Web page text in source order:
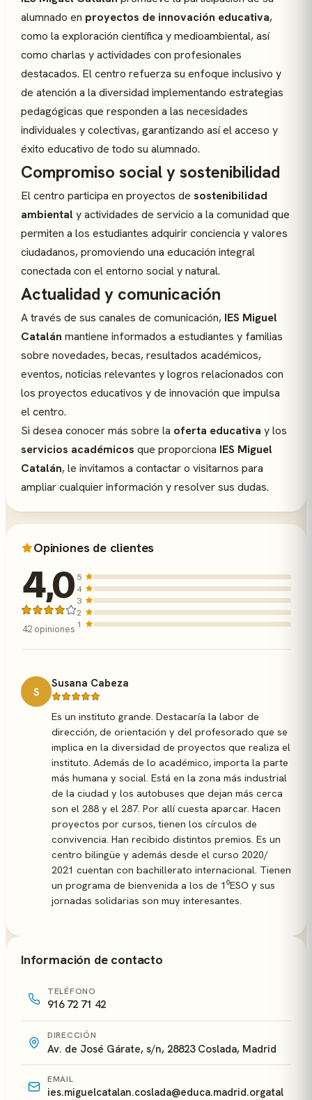
alumnado en proyectos de innovación educativa,
como la exploración científica y medioambiental, así
como charlas y actividades con profesionales
destacados. El centro refuerza su enfoque inclusivo y
de atención a la diversidad implementando estrategias
pedagógicas que responden a las necesidades
individuales y colectivas, garantizando así el acceso y
éxito educativo de todo su alumnado.
Compromiso social y sostenibilidad
El centro participa en proyectos de sostenibilidad
ambientaly actividades de servicio a la comunidad que
permiten a los estudiantes adquirir conciencia y valores
ciudadanos, promoviendo una educación integral
conectada con el entorno social y natural.
Actualidad y comunicación
A través de sus canales de comunicación, IES Miguel
Catalán mantiene informados a estudiantes y familias
sobre novedades, becas, resultados académicos,
eventos, noticias relevantes y logros relacionados con
los proyectos educativos y de innovación que impulsa
el centro.
Si desea conocer más sobre la oferta educativa y los
servicios académicos que proporciona IES Miguel
Catalán, le invitamos a contactar o visitarnos para
ampliar cualquier información y resolver sus dudas.
Opiniones de clientes
4,0
42 opiniones
5
4
3
2
1
S
Susana Cabeza
Es un instituto grande. Destacaría la labor de
dirección, de orientación y del profesorado que se
implica en la diversidad de proyectos que realiza el
instituto. Además de lo académico, importa la parte
más humana y social. Está en la zona más industrial
de la ciudad y los autobuses que dejan más cerca
son el 288 y el 287. Por allí cuesta aparcar. Hacen
proyectos por cursos, tienen los círculos de
convivencia. Han recibido distintos premios. Es un
centro bilingüe y además desde el curso 2020/
2021 cuentan con bachillerato internacional. Tienen
un programa de bienvenida a los de 1⁰ESO y sus
jornadas solidarias son muy interesantes.
Información de contacto
TELÉFONO
916 72 71 42
DIRECCIÓN
Av. de José Gárate, s/n, 28823 Coslada, Madrid
EMAIL
ies.miguelcatalan.coslada@educa.madrid.orgatal